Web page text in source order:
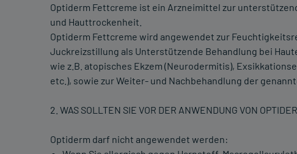
Optiderm Fettcreme ist ein Arzneimittel zur
und Hauttrockenheit.
Optiderm Fettcreme wird angewendet zur
Juckreizstillung als Unterstützende Behandlung bei
wie z.B. atopisches Ekzem (Neurodermitis),
etc.), sowie zur Weiter- und Nachbehandlung der
2. WAS SOLLTEN SIE VOR DER ANWENDUNG VON
Optiderm darf nicht angewendet werden: